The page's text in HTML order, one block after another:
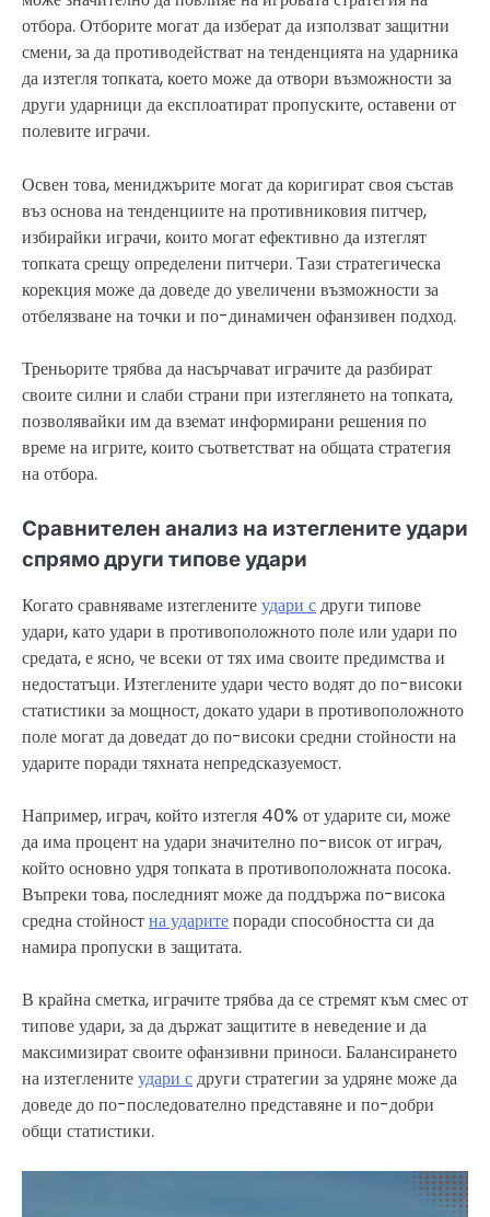
отбора. Отборите могат да изберат да използват защитни
смени, за да противодействат на тенденцията на ударника
да изтегля топката, което може да отвори възможности за
други ударници да експлоатират пропуските, оставени от
полевите играчи.
Освен това, мениджърите могат да коригират своя състав
въз основа на тенденциите на противниковия питчер,
избирайки играчи, които могат ефективно да изтеглят
топката срещу определени питчери. Тази стратегическа
корекция може да доведе до увеличени възможности за
отбелязване на точки и по-динамичен офанзивен подход.
Треньорите трябва да насърчават играчите да разбират
своите силни и слаби страни при изтеглянето на топката,
позволявайки им да вземат информирани решения по
време на игрите, които съответстват на общата стратегия
на отбора.
Сравнителен анализ на изтеглените удари
спрямо други типове удари
Когато сравняваме изтегленитеудари сдруги типове
удари, като удари в противоположното поле или удари по
средата, е ясно, че всеки от тях има своите предимства и
недостатъци. Изтеглените удари често водят до по-високи
статистики за мощност, докато удари в противоположното
поле могат да доведат до по-високи средни стойности на
ударите поради тяхната непредсказуемост.
Например, играч, който изтегля 40% от ударите си, може
да има процент на удари значително по-висок от играч,
който основно удря топката в противоположната посока.
Въпреки това, последният може да поддържа по-висока
средна стойностна ударитепоради способността си да
намира пропуски в защитата.
В крайна сметка, играчите трябва да се стремят към смес от
типове удари, за да държат защитите в неведение и да
максимизират своите офанзивни приноси. Балансирането
на изтегленитеудари сдруги стратегии за удряне може да
доведе до по-последователно представяне и по-добри
общи статистики.